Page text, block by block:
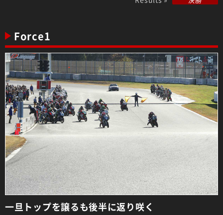
Force1
一旦トップを譲るも後半に返り咲く